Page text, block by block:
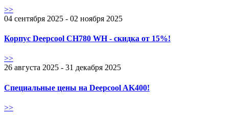
>>
04 сентября 2025 - 02 ноября 2025
Корпус Deepcool CH780 WH - скидка от 15%!
>>
26 августа 2025 - 31 декабря 2025
Специальные цены на Deepcool AK400!
>>